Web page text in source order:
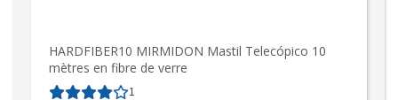
HARDFIBER10 MIRMIDON Mastil Telecópico 10
mètres en fibre de verre
1